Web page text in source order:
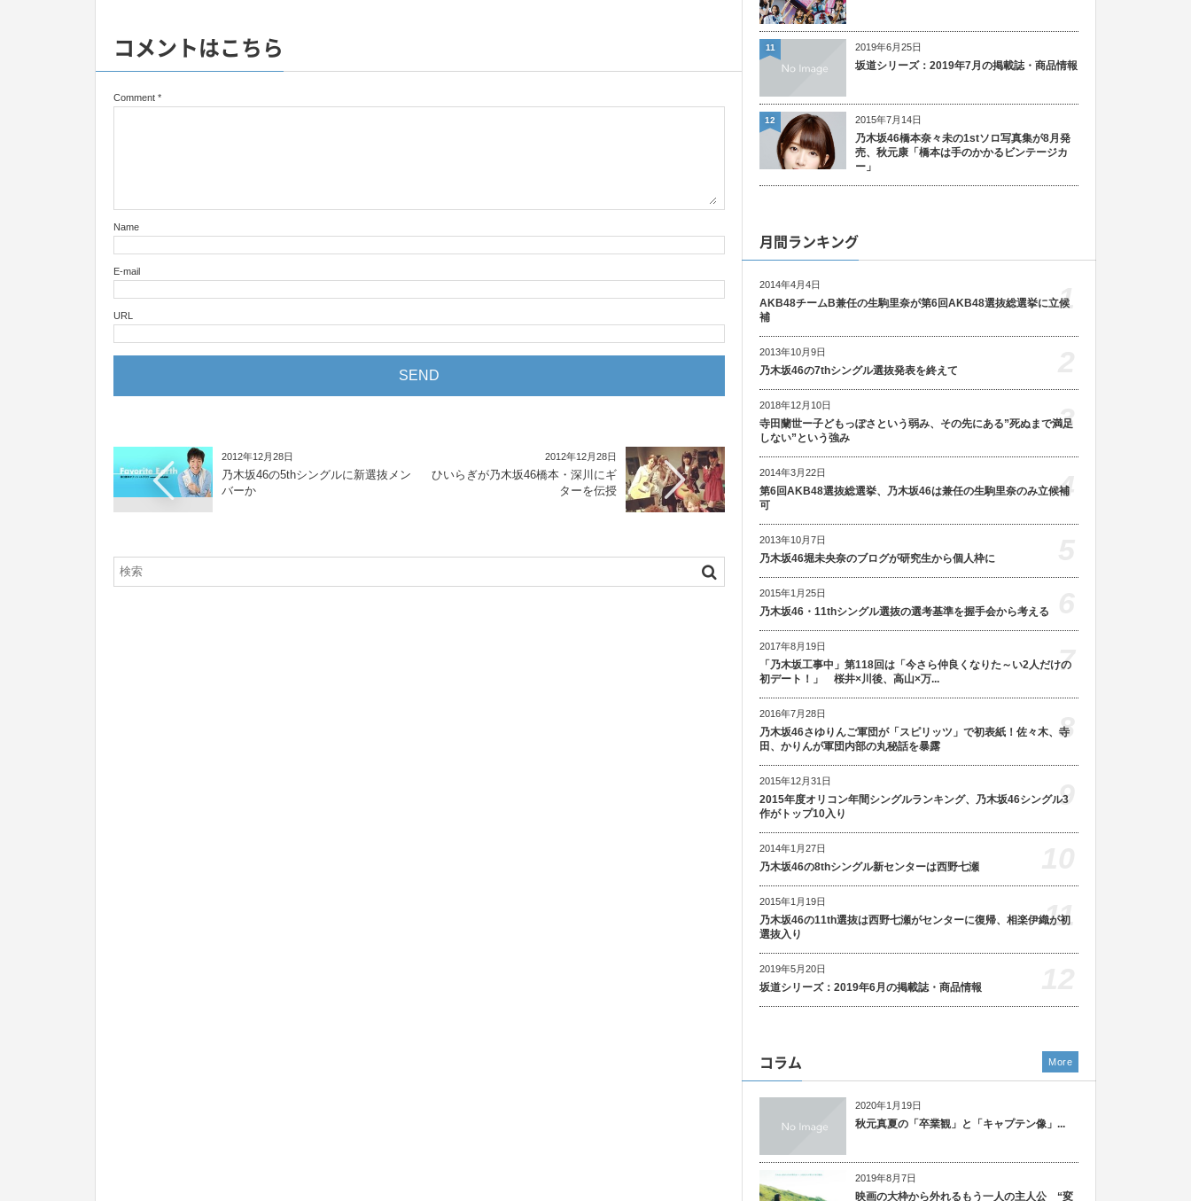
コメントはこちら
Comment *
Name
E-mail
URL
2012年12月28日
乃木坂46の5thシングルに新選抜メン
バーか
2012年12月28日
ひいらぎが乃木坂46橋本・深川にギ
ターを伝授
2019年6月25日
坂道シリーズ：2019年7月の掲載誌・商品情報
11
2015年7月14日
乃木坂46橋本奈々未の1stソロ写真集が8月発
売、秋元康「橋本は手のかかるビンテージカ
ー」
12
月間ランキング
2014年4月4日
AKB48チームB兼任の生駒里奈が第6回AKB48選抜総選挙に立候
補
1
2013年10月9日
乃木坂46の7thシングル選抜発表を終えて
2018年12月10日
寺田蘭世ー子どもっぽさという弱み、その先にある”死ぬまで満足
しない”という強み
3
2014年3月22日
第6回AKB48選抜総選挙、乃木坂46は兼任の生駒里奈のみ立候補
可
4
2013年10月7日
乃木坂46堀未央奈のブログが研究生から個人枠に
2015年1月25日
乃木坂46・11thシングル選抜の選考基準を握手会から考える
2017年8月19日
「乃木坂工事中」第118回は「今さら仲良くなりた～い2人だけの
初デート！」 桜井×川後、高山×万...
7
2016年7月28日
乃木坂46さゆりんご軍団が「スピリッツ」で初表紙！佐々木、寺
田、かりんが軍団内部の丸秘話を暴露
8
2015年12月31日
2015年度オリコン年間シングルランキング、乃木坂46シングル3
作がトップ10入り
9
2014年1月27日
乃木坂46の8thシングル新センターは西野七瀬
2015年1月19日
乃木坂46の11th選抜は西野七瀬がセンターに復帰、相楽伊織が初
選抜入り
11
2019年5月20日
坂道シリーズ：2019年6月の掲載誌・商品情報
コラム
2020年1月19日
秋元真夏の「卒業観」と「キャプテン像」...
2019年8月7日
映画の大枠から外れるもう一人の主人公 “変
More